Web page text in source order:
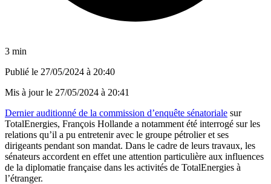
3 min
Publié le 27/05/2024 à 20:40
Mis à jour le 27/05/2024 à 20:41
Dernier auditionné de la commission d’enquête sénatoriale sur
TotalEnergies, François Hollande a notamment été interrogé sur les
relations qu’il a pu entretenir avec le groupe pétrolier et ses
dirigeants pendant son mandat. Dans le cadre de leurs travaux, les
sénateurs accordent en effet une attention particulière aux influences
de la diplomatie française dans les activités de TotalEnergies à
l’étranger.